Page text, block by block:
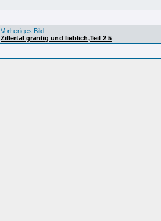
Vorheriges Bild:
Zillertal grantig und lieblich,Teil 2 5